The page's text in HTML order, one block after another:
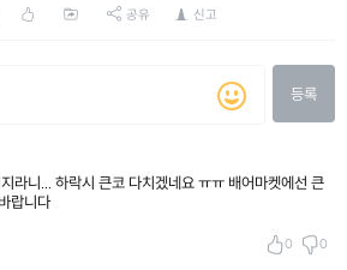
공유 신고
등록
라니... 하락시 큰코 다치겠네요 ㅠㅠ 배어마켓에선 큰
랍니다
0 0